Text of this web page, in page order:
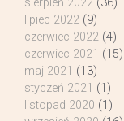
sierpień 2022 (36)
lipiec 2022 (9)
czerwiec 2022 (4)
czerwiec 2021 (15)
maj 2021 (13)
styczeń 2021 (1)
listopad 2020 (1)